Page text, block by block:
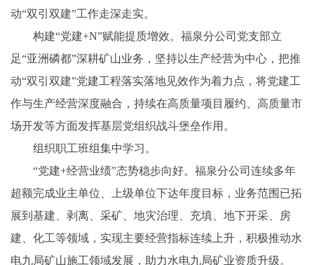
动“双引双建”工作走深走实。
构建“党建+N”赋能提质增效。福泉分公司党支部立
足“亚洲磷都”深耕矿山业务，坚持以生产经营为中心，把推
动“双引双建”党建工程落实落地见效作为着力点，将党建工
作与生产经营深度融合，持续在高质量项目履约、高质量市
场开发等方面发挥基层党组织战斗堡垒作用。
组织职工班组集中学习。
“党建+经营业绩”态势稳步向好。福泉分公司连续多年
超额完成业主单位、上级单位下达年度目标，业务范围已拓
展到基建、剥离、采矿、地灾治理、充填、地下开采、房
建、化工等领域，实现主要经营指标连续上升，积极推动水
电九局矿山施工领域发展，助力水电九局矿业资质升级。